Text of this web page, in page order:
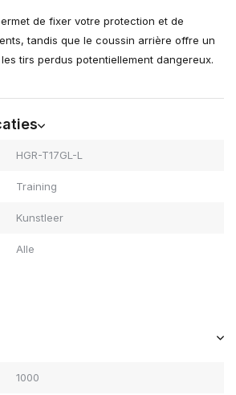
de fixer votre protection et de
tandis que le coussin arrière offre un
tirs perdus potentiellement dangereux.
HGR-T17GL-L
Training
Kunstleer
Alle
1000